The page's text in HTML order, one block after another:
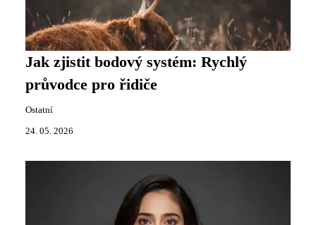
Jak zjistit bodový systém: Rychlý
průvodce pro řidiče
Ostatní
24. 05. 2026